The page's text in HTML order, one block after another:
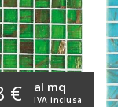
€ IVA inclusa
al mq